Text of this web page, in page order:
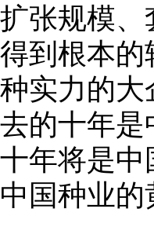
扩张规模、
得到根本的
种实力的大
去的十年是
十年将是中
中国种业的